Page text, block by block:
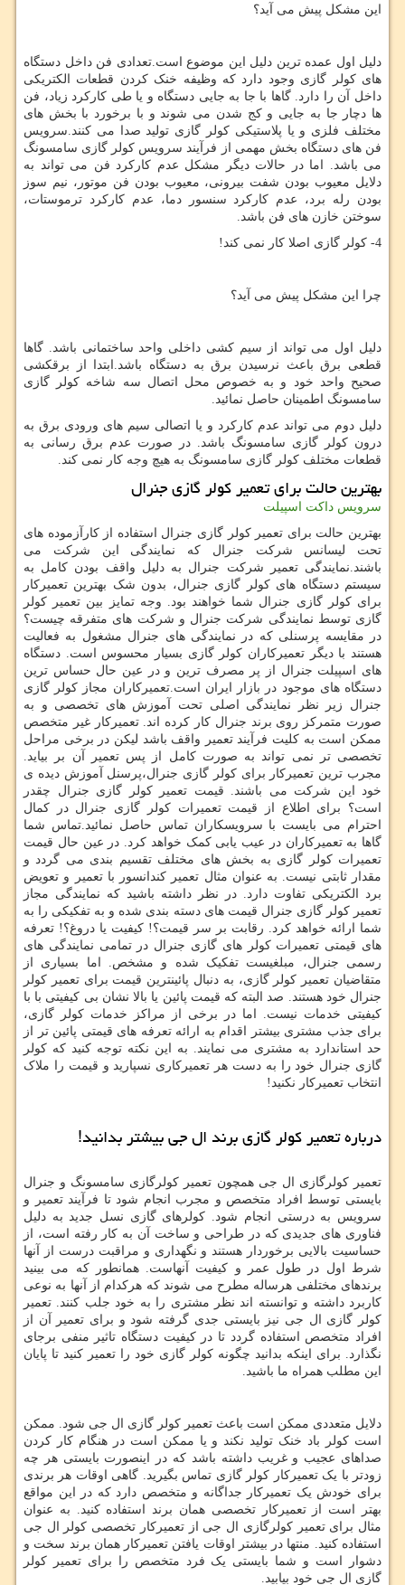
این مشکل پیش می آید؟
دلیل اول عمده ترین دلیل این موضوع است.تعدادی فن داخل دستگاه
های کولر گازی وجود دارد که وظیفه خنک کردن قطعات الکتریکی
داخل آن را دارد. گاها با جا به جایی دستگاه و یا طی کارکرد زیاد، فن
ها دچار جا به جایی و کج شدن می شوند و با برخورد با بخش های
مختلف فلزی و یا پلاستیکی کولر گازی تولید صدا می کنند.سرویس
فن های دستگاه بخش مهمی از فرآیند سرویس کولر گازی سامسونگ
می باشد. اما در حالات دیگر مشکل عدم کارکرد فن می تواند به
دلایل معیوب بودن شفت بیرونی، معیوب بودن فن موتور، نیم سوز
بودن رله برد، عدم کارکرد سنسور دما، عدم کارکرد ترموستات،
سوختن خازن های فن باشد.
4- کولر گازی اصلا کار نمی کند!
چرا این مشکل پیش می آید؟
دلیل اول می تواند از سیم کشی داخلی واحد ساختمانی باشد. گاها
قطعی برق باعث نرسیدن برق به دستگاه باشد.ابتدا از برقکشی
صحیح واحد خود و به خصوص محل اتصال سه شاخه کولر گازی
سامسونگ اطمینان حاصل نمائید.
دلیل دوم می تواند عدم کارکرد و یا اتصالی سیم های ورودی برق به
درون کولر گازی سامسونگ باشد. در صورت عدم برق رسانی به
قطعات مختلف کولر گازی سامسونگ به هیچ وجه کار نمی کند.
بهترین حالت برای تعمیر کولر گازی جنرال
سرویس داکت اسپیلت
بهترین حالت برای تعمیر کولر گازی جنرال استفاده از کارآزموده های
تحت لیسانس شرکت جنرال که نمایندگی این شرکت می
باشند.نمایندگی تعمیر شرکت جنرال به دلیل واقف بودن کامل به
سیستم دستگاه های کولر گازی جنرال، بدون شک بهترین تعمیرکار
برای کولر گازی جنرال شما خواهند بود. وجه تمایز بین تعمیر کولر
گازی توسط نمایندگی شرکت جنرال و شرکت های متفرقه چیست؟
در مقایسه پرسنلی که در نمایندگی های جنرال مشغول به فعالیت
هستند با دیگر تعمیرکاران کولر گازی بسیار محسوس است. دستگاه
های اسپیلت جنرال از پر مصرف ترین و در عین حال حساس ترین
دستگاه های موجود در بازار ایران است.تعمیرکاران مجاز کولر گازی
جنرال زیر نظر نمایندگی اصلی تحت آموزش های تخصصی و به
صورت متمرکز روی برند جنرال کار کرده اند. تعمیرکار غیر متخصص
ممکن است به کلیت فرآیند تعمیر واقف باشد لیکن در برخی مراحل
تخصصی تر نمی تواند به صورت کامل از پس تعمیر آن بر بیاید.
مجرب ترین تعمیرکار برای کولر گازی جنرال،پرسنل آموزش دیده ی
خود این شرکت می باشند. قیمت تعمیر کولر گازی جنرال چقدر
است؟ برای اطلاع از قیمت تعمیرات کولر گازی جنرال در کمال
احترام می بایست با سرویسکاران تماس حاصل نمائید.تماس شما
گاها به تعمیرکاران در عیب یابی کمک خواهد کرد. در عین حال قیمت
تعمیرات کولر گازی به بخش های مختلف تقسیم بندی می گردد و
مقدار ثابتی نیست. به عنوان مثال تعمیر کندانسور با تعمیر و تعویض
برد الکتریکی تفاوت دارد. در نظر داشته باشید که نمایندگی مجاز
تعمیر کولر گازی جنرال قیمت های دسته بندی شده و به تفکیکی را به
شما ارائه خواهد کرد. رقابت بر سر قیمت؟! کیفیت یا دروغ؟! تعرفه
های قیمتی تعمیرات کولر های گازی جنرال در تمامی نمایندگی های
رسمی جنرال، مبلغیست تفکیک شده و مشخص. اما بسیاری از
متقاضیان تعمیر کولر گازی، به دنبال پائینترین قیمت برای تعمیر کولر
جنرال خود هستند. صد البته که قیمت پائین یا بالا نشان بی کیفیتی با با
کیفیتی خدمات نیست. اما در برخی از مراکز خدمات کولر گازی،
برای جذب مشتری بیشتر اقدام به ارائه تعرفه های قیمتی پائین تر از
حد استاندارد به مشتری می نمایند. به این نکته توجه کنید که کولر
گازی جنرال خود را به دست هر تعمیرکاری نسپارید و قیمت را ملاک
انتخاب تعمیرکار نکنید!
درباره تعمیر کولر گازی برند ال جی بیشتر بدانید!
تعمیر کولرگازی ال جی همچون تعمیر کولرگازی سامسونگ و جنرال
بایستی توسط افراد متخصص و مجرب انجام شود تا فرآیند تعمیر و
سرویس به درستی انجام شود. کولرهای گازی نسل جدید به دلیل
فناوری های جدیدی که در طراحی و ساخت آن به کار رفته است، از
حساسیت بالایی برخوردار هستند و نگهداری و مراقبت درست از آنها
شرط اول در طول عمر و کیفیت آنهاست. همانطور که می بینید
برندهای مختلفی هرساله مطرح می شوند که هرکدام از آنها به نوعی
کاربرد داشته و توانسته اند نظر مشتری را به خود جلب کنند. تعمیر
کولر گازی ال جی نیز بایستی جدی گرفته شود و برای تعمیر آن از
افراد متخصص استفاده گردد تا در کیفیت دستگاه تاثیر منفی برجای
نگذارد. برای اینکه بدانید چگونه کولر گازی خود را تعمیر کنید تا پایان
این مطلب همراه ما باشید.
دلایل متعددی ممکن است باعث تعمیر کولر گازی ال جی شود. ممکن
است کولر باد خنک تولید نکند و یا ممکن است در هنگام کار کردن
صداهای عجیب و غریب داشته باشد که در اینصورت بایستی هر چه
زودتر با یک تعمیرکار کولر گازی تماس بگیرید. گاهی اوقات هر برندی
برای خودش یک تعمیرکار جداگانه و متخصص دارد که در این مواقع
بهتر است از تعمیرکار تخصصی همان برند استفاده کنید. به عنوان
مثال برای تعمیر کولرگازی ال جی از تعمیرکار تخصصی کولر ال جی
استفاده کنید. منتها در بیشتر اوقات یافتن تعمیرکار همان برند سخت و
دشوار است و شما بایستی یک فرد متخصص را برای تعمیر کولر
گازی ال جی خود بیابید.